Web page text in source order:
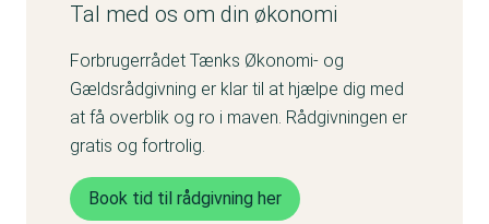
Tal med os om din økonomi
Forbrugerrådet Tænks Økonomi- og
Gældsrådgivning er klar til at hjælpe dig med
at få overblik og ro i maven. Rådgivningen er
gratis og fortrolig.
Book tid til rådgivning her